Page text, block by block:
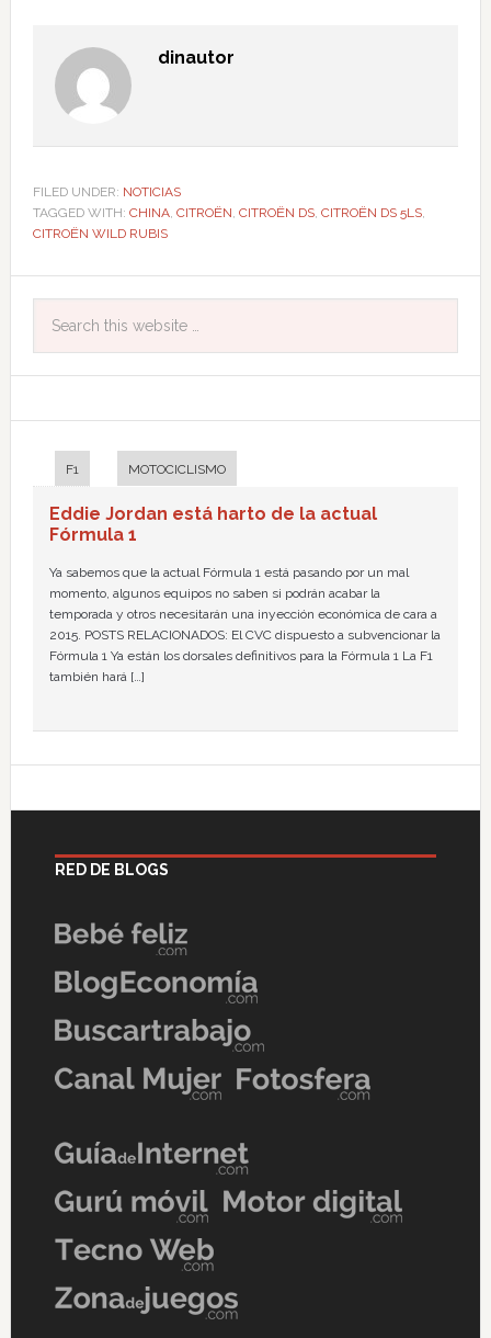
dinautor
FILED UNDER: NOTICIAS
TAGGED WITH: CHINA, CITROËN, CITROËN DS, CITROËN DS 5LS,
CITROËN WILD RUBIS
F1 MOTOCICLISMO
Eddie Jordan está harto de la actual
Fórmula 1
Ya sabemos que la actual Fórmula 1 está pasando por un mal
momento, algunos equipos no saben si podrán acabar la
temporada y otros necesitarán una inyección económica de cara a
2015. POSTS RELACIONADOS: El CVC dispuesto a subvencionar la
Fórmula 1 Ya están los dorsales definitivos para la Fórmula 1 La F1
también hará […]
RED DE BLOGS